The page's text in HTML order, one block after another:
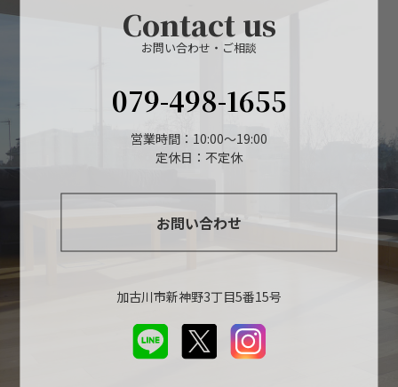
Contact us
お問い合わせ・ご相談
079-498-1655
営業時間：10:00～19:00
定休日：不定休
お問い合わせ
加古川市新神野3丁目5番15号